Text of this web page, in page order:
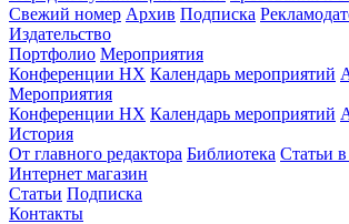
Свежий номер Архив Подписка
Издательство
Портфолио Мероприятия
Конференции НХ Календарь мероприятий
Мероприятия
Конференции НХ Календарь мероприятий
История
От главного редактора Библиотека Статьи
Интернет магазин
Статьи Подписка
Контакты